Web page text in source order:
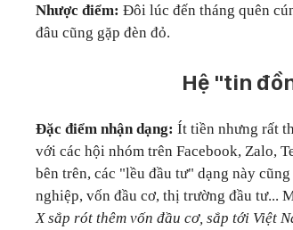
Nhược điểm: Đôi lúc đến tháng quên
đâu cũng gặp đèn đỏ.
Hệ "tin
Đặc điểm nhận dạng: Ít tiền nhưng rất
với các hội nhóm trên Facebook, Zalo,
bên trên, các "lều đầu tư" dạng này
nghiệp, vốn đầu cơ, thị trường đầu tư...
X sắp rót thêm vốn đầu cơ, sắp tới Việt